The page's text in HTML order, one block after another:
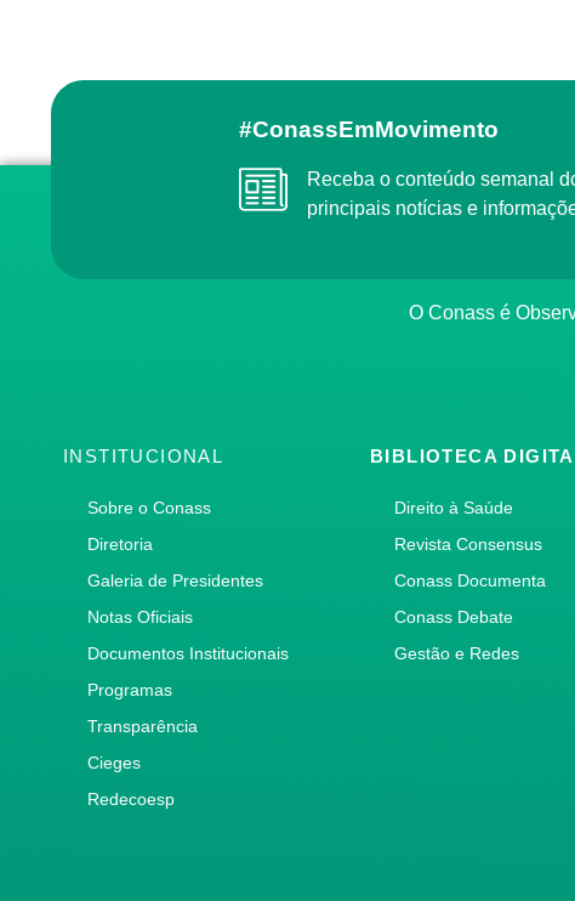
#ConassEmMovimento
Receba o conteúdo semanal do Conass com as
principais notícias e
O Conass é
INSTITUCIONAL
Sobre o Conass
Diretoria
Galeria de Presidentes
Notas Oficiais
Documentos Institucionais
Programas
Transparência
Cieges
Redecoesp
BIBLIOTECA
Direito à Saúde
Revista Consensus
Conass Documenta
Conass Debate
Gestão e Redes